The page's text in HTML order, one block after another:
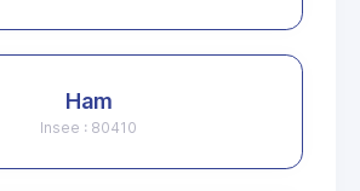
Ham
Insee : 80410